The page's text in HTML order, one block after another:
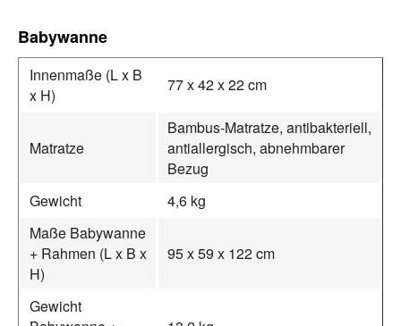
Babywanne
Innenmaße (L x B
x H)
77 x 42 x 22 cm
Matratze
Bambus-Matratze, antibakteriell,
antiallergisch, abnehmbarer
Bezug
Gewicht
4,6 kg
Maße Babywanne
+ Rahmen (L x B x
H)
95 x 59 x 122 cm
Gewicht